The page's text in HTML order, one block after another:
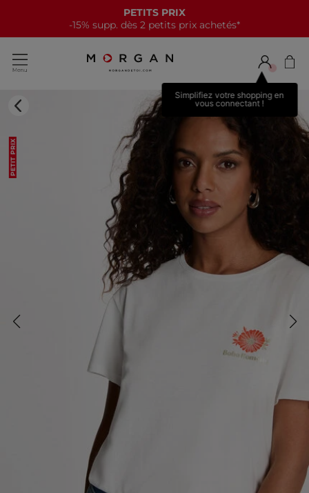
PETITS PRIX
-15% supp. dès 2 petits prix achetés*
Simplifiez votre shopping en
vous connectant !
PETIT PRIX